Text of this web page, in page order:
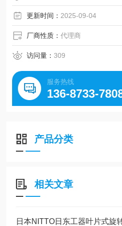
更新时间： 2025-09-04
厂商性质：代理商
访问量：309
服务热线
136-8733-
产品分类
相关文章